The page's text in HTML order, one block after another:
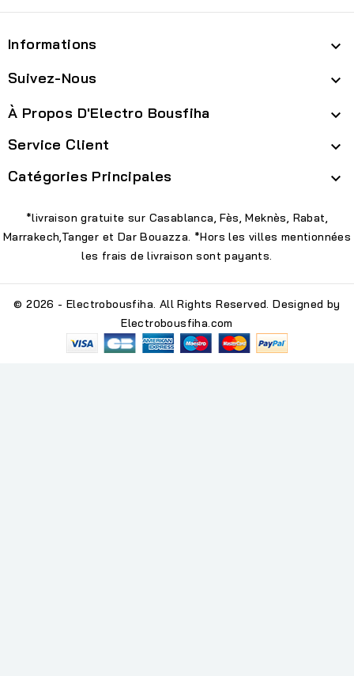
Informations 
Suivez-Nous 
À Propos D'Electro Bousfiha 
Service Client 
Catégories Principales 
*livraison gratuite sur Casablanca, Fès, Meknès, Rabat,
Marrakech,Tanger et Dar Bouazza. *Hors les villes mentionnées
les frais de livraison sont payants.
© 2026 - Electrobousfiha. All Rights Reserved. Designed by
Electrobousfiha.com